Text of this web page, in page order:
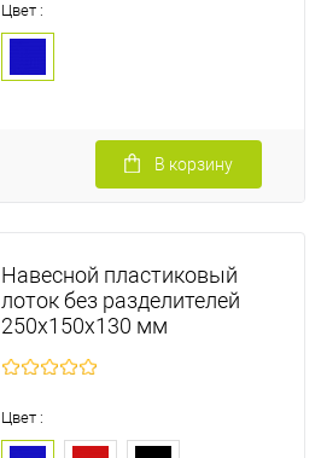
Цвет :
В корзину
Навесной пластиковый
лоток без разделителей
250х150х130 мм
Цвет :